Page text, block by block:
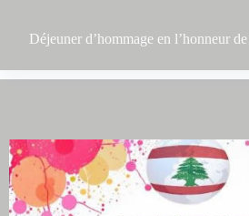
Déjeuner d’hommage en l’honneur